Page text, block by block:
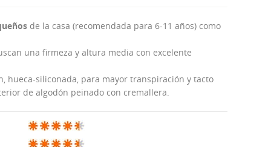
de la casa (recomendada para 6-11 años) como
una firmeza y altura media con excelente
hueca-siliconada, para mayor transpiración y tacto
de algodón peinado con cremallera.